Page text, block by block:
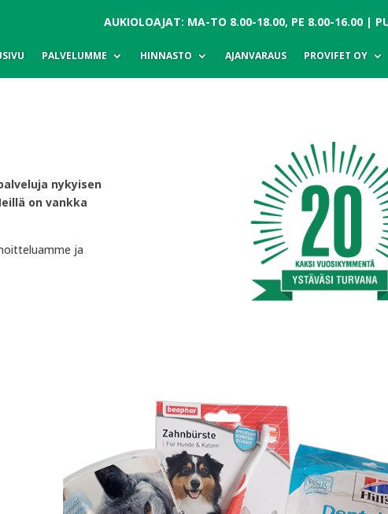
AUKIOLOAJAT: MA-TO 8.00-18.00, PE 8.00-16.00 |
PALVELUMME HINNASTO AJANVARAUS PROVIFET OY
nykyisen
on vankka
ja